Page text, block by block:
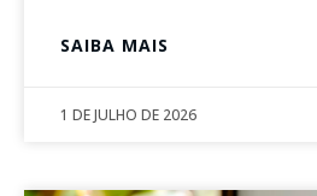
SAIBA MAIS
1 DE JULHO DE 2026